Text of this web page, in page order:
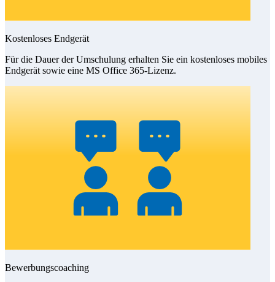
Kostenloses Endgerät
Für die Dauer der Umschulung erhalten Sie ein kostenloses mobiles
Endgerät sowie eine MS Office 365-Lizenz.
Bewerbungscoaching